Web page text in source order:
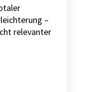
–
relevanter